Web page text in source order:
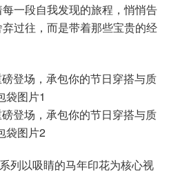
一段自我发现的旅程，悄悄告
过往，而是带着那些宝贵的经
列以吸睛的马年印花为核心视